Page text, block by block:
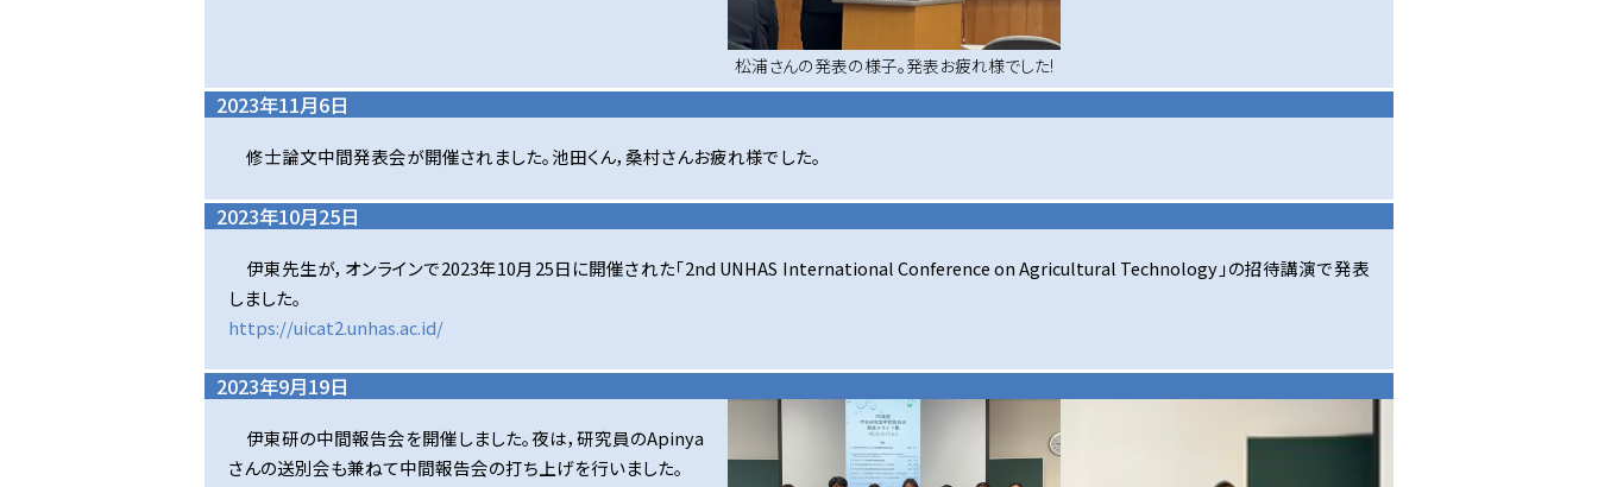
松浦さんの発表の様子。発表お疲れ様でした!
2023年11月6日
修士論文中間発表会が開催されました。池田くん，桑村さんお疲れ様でした。
2023年10月25日
伊東先生が，オンラインで2023年10月25日に開催された「2nd UNHAS International Conference on Agricultural Technology」の招待講演で発表
しました。
https://uicat2.unhas.ac.id/
2023年9月19日
伊東研の中間報告会を開催しました。夜は，研究員のApinya
さんの送別会も兼ねて中間報告会の打ち上げを行いました。